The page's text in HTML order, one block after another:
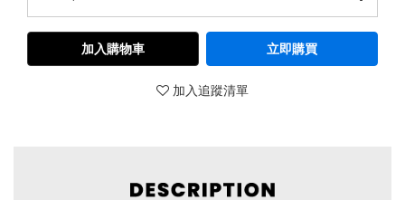
加入購物車 立即購買
加入追蹤清單